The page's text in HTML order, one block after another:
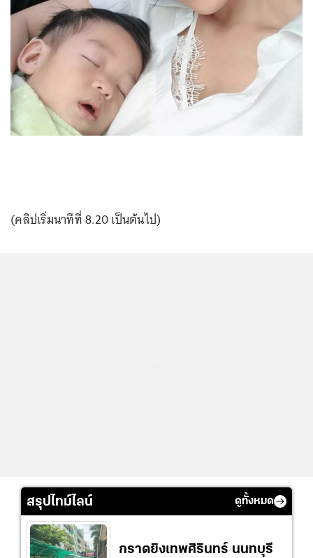
(คลิปเริ่มนาทีที่ 8.20 เป็นต้นไป)
สรุปไทม์ไลน์ ดูทั้งหมด
กราดยิงเทพศิรินทร์ นนทบุรี